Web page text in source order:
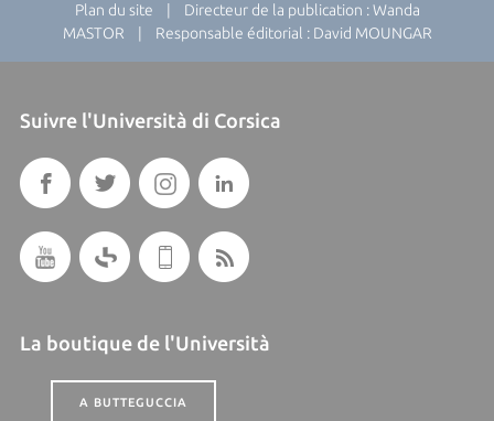
Plan du site | Directeur de la publication : Wanda
MASTOR | Responsable éditorial : David MOUNGAR
Suivre l'Università di Corsica
La boutique de l'Università
A BUTTEGUCCIA